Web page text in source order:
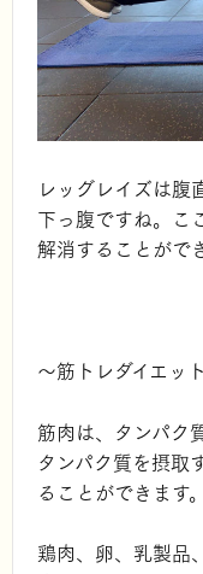
レッグレイズは腹
下っ腹ですね。こ
解消することがで
～筋トレダイエッ
筋肉は、タンパク
タンパク質を摂取
ることができます。
鶏肉、卵、乳製品